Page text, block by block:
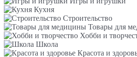
Кухня
Строительство
Товары для
Хобби и
Школа
Красота и